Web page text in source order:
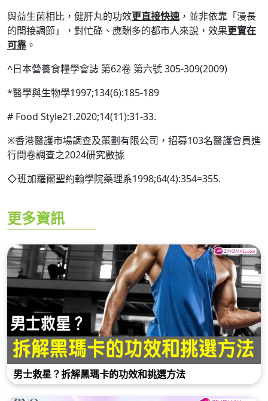
與益生菌相比，健肝丸的功效更直接快速，並非依靠「漫長
的間接調節」，對忙碌、應酬多的都市人來說，效果更實在
可靠 。
^日本營養食糧學會誌 第62卷 第六號 305-309(2009)
*醫學與生物學1997;134(6):185-189
# Food Style21.2020;14(11):31-33.
※香港醫護市場調查及策劃有限公司，招募103名醫護會員進
行問卷調查之2024研究數據
◇班加羅爾聖約翰學院藥理系1998;64(4):354=355.
更多資訊
男士救星？拆解黑瑪卡的功效和挑選方法